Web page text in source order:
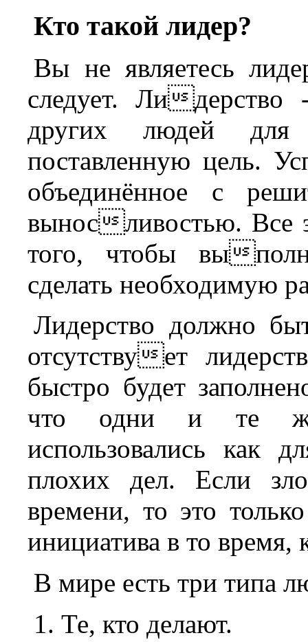
Кто такой лидер?
Вы не являетесь
следует. Лидерство
других людей для
поставленную цель.
объединённое с
выносливостью. Все
того, чтобы вы
сделать необходимую
Лидерство должно
отсутствует
быстро будет
что одни и те же
использовались как
плохих дел. Если
времени, то это
инициатива в то время,
В мире есть три типа
1. Те, кто делают.